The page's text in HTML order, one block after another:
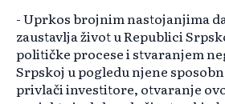
- Uprkos brojnim nastojanjima
zaustavlja život u Republici
političke procese i stvaranjem
Srpskoj u pogledu njene
privlači investitore, otvaranje